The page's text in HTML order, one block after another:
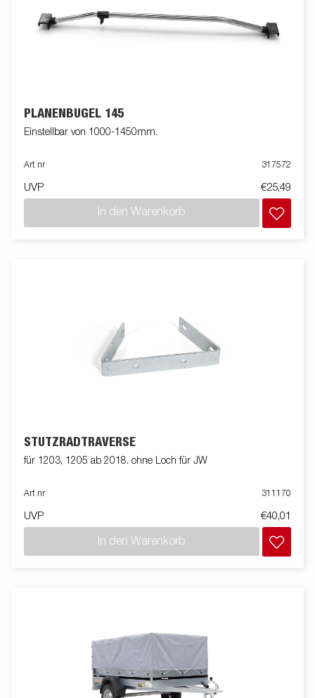
PLANENBÜGEL 145
Einstellbar von 1000-1450mm.
Art nr 317572
UVP €25,49
In den Warenkorb
STÜTZRADTRAVERSE
für 1203, 1205 ab 2018. ohne Loch für JW
Art nr 311170
UVP €40,01
In den Warenkorb